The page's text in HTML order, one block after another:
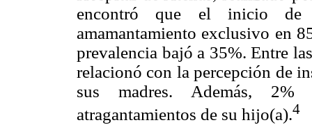
encontró que el inicio de
amamantamiento exclusivo en
prevalencia bajó a 35%. Entre
relacionó con la percepción de
sus madres. Además, 2%
atragantamientos de su hijo(a).4